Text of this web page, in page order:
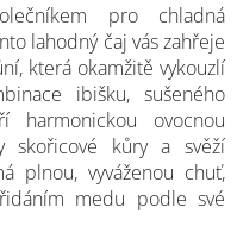
pro chladná
lahodný čaj vás zahřeje
která okamžitě vykouzlí
ibišku, sušeného
ovocnou
skořicové kůry a svěží
plnou, vyváženou chuť,
medu podle své